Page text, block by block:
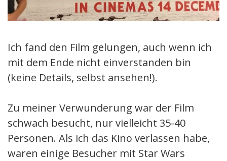
Ich fand den Film gelungen, auch wenn ich
mit dem Ende nicht einverstanden bin
(keine Details, selbst ansehen!).
Zu meiner Verwunderung war der Film
schwach besucht, nur vielleicht 35-40
Personen. Als ich das Kino verlassen habe,
waren einige Besucher mit Star Wars